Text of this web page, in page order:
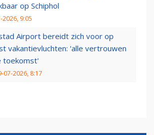
op Schiphol
2026, 9:05
Airport bereidt zich voor op
vakantievluchten: 'alle vertrouwen
toekomst'
07-2026, 8:17